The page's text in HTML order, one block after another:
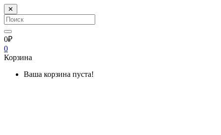
✕
0₽
0
Корзина
Ваша корзина пуста!